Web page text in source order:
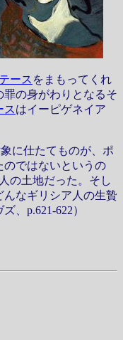
ース をまもってくれ
罪の身がわりとなるそ
スはイーピゲネイア
に仕たてものが、ポ
のではないというの
の土地だった。そし
なギリシア人の生贄
、p.621-622）